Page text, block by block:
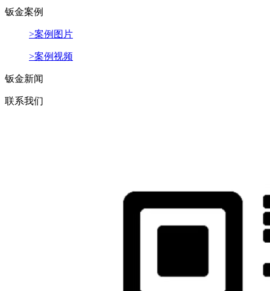
钣金案例
>案例图片
>案例视频
钣金新闻
联系我们